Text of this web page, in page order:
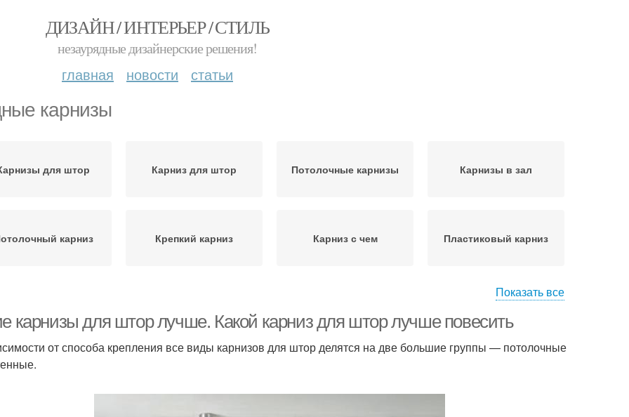
ДИЗАЙН / ИНТЕРЬЕР / СТИЛЬ
незаурядные дизайнерские решения!
главная новости статьи
карнизы
для штор Карниз для штор Потолочные карнизы Карнизы в зал
карниз Крепкий карниз Карниз с чем Пластиковый карниз
Показать все
карнизы для штор лучше. Какой карниз для штор лучше повесить
от способа крепления все виды карнизов для штор делятся на две большие группы — потолочные